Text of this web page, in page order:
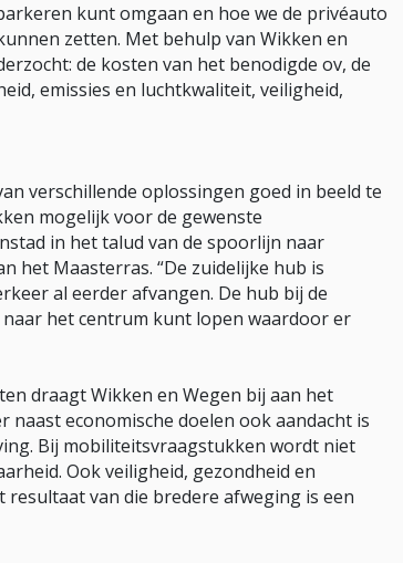
kunt omgaan en hoe we de privéauto
zetten. Met behulp van Wikken en
de kosten van het benodigde ov, de
emissies en luchtkwaliteit, veiligheid,
verschillende oplossingen goed in beeld te
mogelijk voor de gewenste
in het talud van de spoorlijn naar
het Maasterras. “De zuidelijke hub is
al eerder afvangen. De hub bij de
het centrum kunt lopen waardoor er
draagt Wikken en Wegen bij aan het
naast economische doelen ook aandacht is
Bij mobiliteitsvraagstukken wordt niet
Ook veiligheid, gezondheid en
van die bredere afweging is een